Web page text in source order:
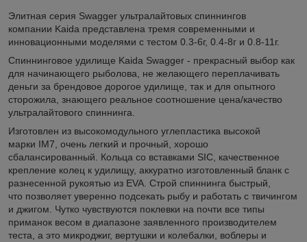
Элитная серия Swagger ультралайтовых спиннингов
компании Kaida представлена тремя современными и
инновационными моделями с тестом 0.3-6г, 0.4-8г и 0.8-11г.
Спиннинговое удилище Kaida Swagger - прекрасный выбор как
для начинающего рыболова, не желающего переплачивать
деньги за брендовое дорогое удилище, так и для опытного
сторожила, знающего реальное соотношение цена/качество
ультралайтового спиннинга.
Изготовлен из высокомодульного углепластика высокой
марки IM7, очень легкий и прочный, хорошо
сбалансированный. Кольца со вставками SIC, качественное
крепление колец к удилищу, аккуратно изготовленный бланк с
разнесенной рукоятью из EVA. Строй спиннинга быстрый,
что позволяет уверенно подсекать рыбу и работать с твичингом
и джигом. Чутко чувствуются поклевки на почти все типы
приманок весом в диапазоне заявленного производителем
теста, а это микроджиг, вертушки и колебалки, воблеры и